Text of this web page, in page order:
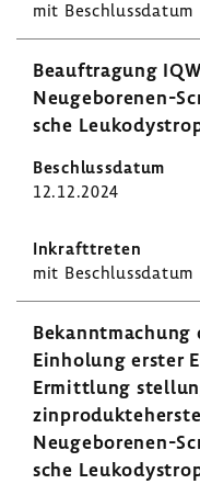
mit Beschluss­datum
Beauf­tra­gung
Neugeborenen-​
sche
12.12.2024
mit Beschluss­datum
Bekannt­ma­chung
Einho­lung erster
Ermitt­lung
Neugeborenen-​
sche